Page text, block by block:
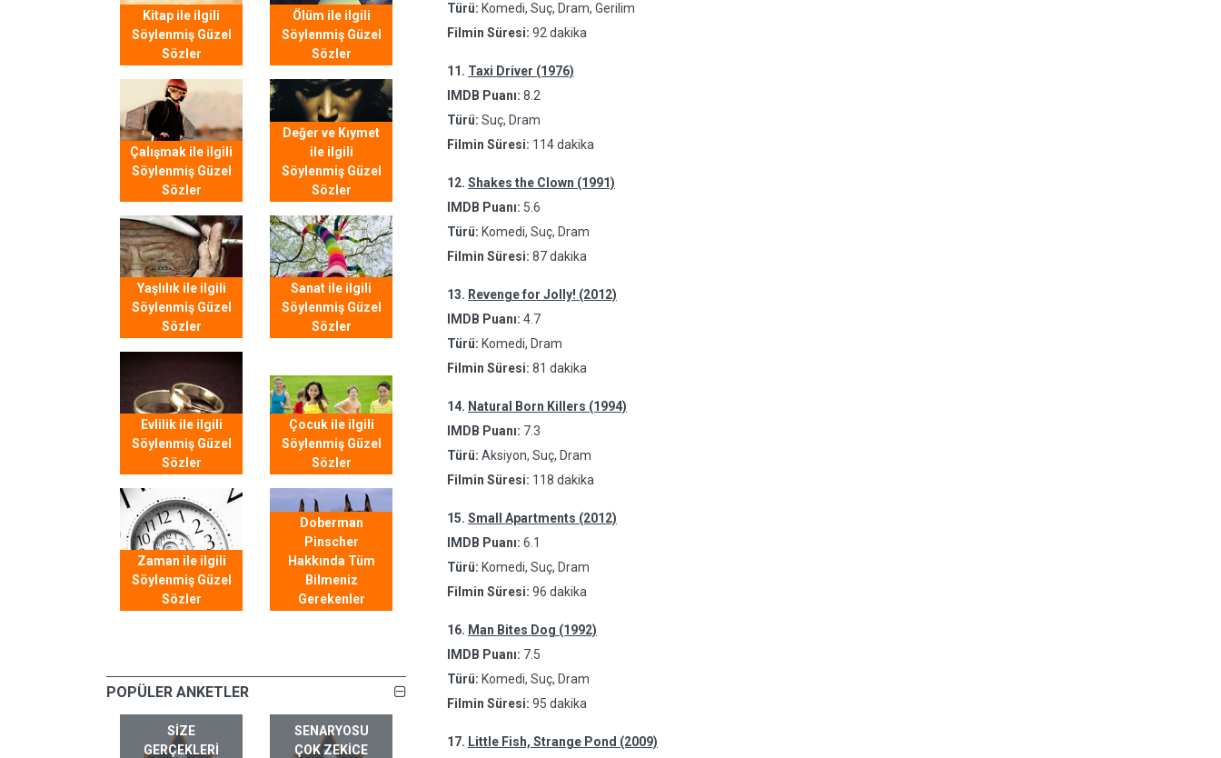
Kitap ile ilgili
Söylenmiş Güzel
Sözler
Ölüm ile ilgili
Söylenmiş Güzel
Sözler
Çalışmak ile ilgili
Söylenmiş Güzel
Sözler
Değer ve Kıymet
ile ilgili
Söylenmiş Güzel
Sözler
Yaşlılık ile ilgili
Söylenmiş Güzel
Sözler
Sanat ile ilgili
Söylenmiş Güzel
Sözler
Evlilik ile ilgili
Söylenmiş Güzel
Sözler
Çocuk ile ilgili
Söylenmiş Güzel
Sözler
Zaman ile ilgili
Söylenmiş Güzel
Sözler
Doberman
Pinscher
Hakkında Tüm
Bilmeniz
Gerekenler
POPÜLER ANKETLER
SIZE
GERÇEKLERI
SENARYOSU
ÇOK ZEKICE
Türü: Komedi, Suç, Dram, Gerilim
Filmin Süresi: 92 dakika
11. Taxi Driver (1976)
IMDB Puanı: 8.2
Türü: Suç, Dram
Filmin Süresi: 114 dakika
12. Shakes the Clown (1991)
IMDB Puanı: 5.6
Türü: Komedi, Suç, Dram
Filmin Süresi: 87 dakika
13. Revenge for Jolly! (2012)
IMDB Puanı: 4.7
Türü: Komedi, Dram
Filmin Süresi: 81 dakika
14. Natural Born Killers (1994)
IMDB Puanı: 7.3
Türü: Aksiyon, Suç, Dram
Filmin Süresi: 118 dakika
15. Small Apartments (2012)
IMDB Puanı: 6.1
Türü: Komedi, Suç, Dram
Filmin Süresi: 96 dakika
16. Man Bites Dog (1992)
IMDB Puanı: 7.5
Türü: Komedi, Suç, Dram
Filmin Süresi: 95 dakika
17. Little Fish, Strange Pond (2009)